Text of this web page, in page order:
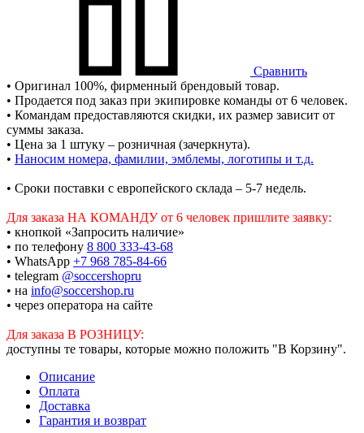
Сравнить
• Оригинал 100%, фирменный брендовый товар.
• Продается под заказ при экипировке команды от 6 человек.
• Командам предоставляются скидки, их размер зависит от
суммы заказа.
• Цена за 1 штуку – розничная (зачеркнута).
• Наносим номера, фамилии, эмблемы, логотипы и т.д.
• Сроки поставки c европейского склада – 5-7 недель.
Для заказа НА КОМАНДУ от 6 человек пришлите заявку:
• кнопкой «Запросить наличие»
• по телефону 8 800 333-43-68
• WhatsApp +7 968 785-84-66
• telegram @soccershopru
• на info@soccershop.ru
• через оператора на сайте
Для заказа В РОЗНИЦУ:
доступны те товары, которые можно положить "В Корзину".
Описание
Оплата
Доставка
Гарантия и возврат